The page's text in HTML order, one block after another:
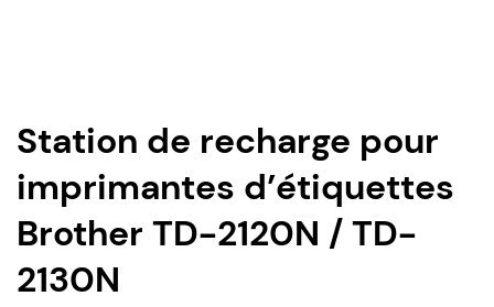
Station de recharge pour
imprimantes d’étiquettes
Brother TD-2120N / TD-
2130N